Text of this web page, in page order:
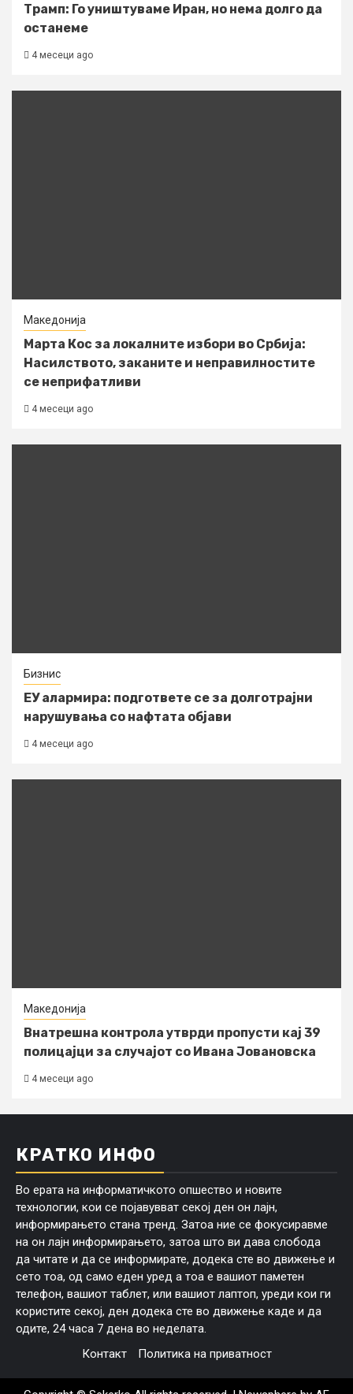
Трамп: Го уништуваме Иран, но нема долго да
останеме
4 месеци ago
Македонија
Марта Кос за локалните избори во Србија:
Насилството, заканите и неправилностите
се неприфатливи
4 месеци ago
Бизнис
ЕУ алармира: подгответе се за долготрајни
нарушувања со нафтата објави
4 месеци ago
Македонија
Внатрешна контрола утврди пропусти кај 39
полицајци за случајот со Ивана Јовановска
4 месеци ago
КРАТКО ИНФО
Во ерата на информатичкото опшество и новите
технологии, кои се појавувват секој ден он лајн,
информирањето стана тренд. Затоа ние се фокусиравме
на он лајн информирањето, затоа што ви дава слобода
да читате и да се информирате, додека сте во движење и
сето тоа, од само еден уред а тоа е вашиот паметен
телефон, вашиот таблет, или вашиот лаптоп, уреди кои ги
користите секој, ден додека сте во движење каде и да
одите, 24 часа 7 дена во неделата.
Контакт
Политика на приватност